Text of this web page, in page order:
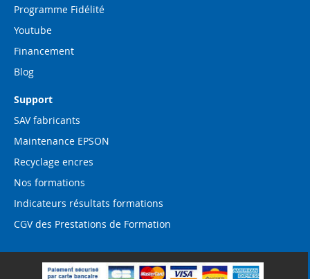
Programme Fidélité
Youtube
Financement
Blog
Support
SAV fabricants
Maintenance EPSON
Recyclage encres
Nos formations
Indicateurs résultats formations
CGV des Prestations de Formation